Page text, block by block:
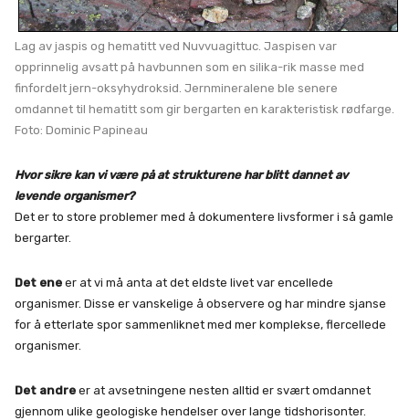
Lag av jaspis og hematitt ved Nuvvuagittuc. Jaspisen var
opprinnelig avsatt på havbunnen som en silika-rik masse med
finfordelt jern-oksyhydroksid. Jernmineralene ble senere
omdannet til hematitt som gir bergarten en karakteristisk rødfarge.
Foto: Dominic Papineau
Hvor sikre kan vi være på at strukturene har blitt dannet av
levende organismer?
Det er to store problemer med å dokumentere livsformer i så gamle
bergarter.
Det ene er at vi må anta at det eldste livet var encellede
organismer. Disse er vanskelige å observere og har mindre sjanse
for å etterlate spor sammenliknet med mer komplekse, flercellede
organismer.
Det andre er at avsetningene nesten alltid er svært omdannet
gjennom ulike geologiske hendelser over lange tidshorisonter.